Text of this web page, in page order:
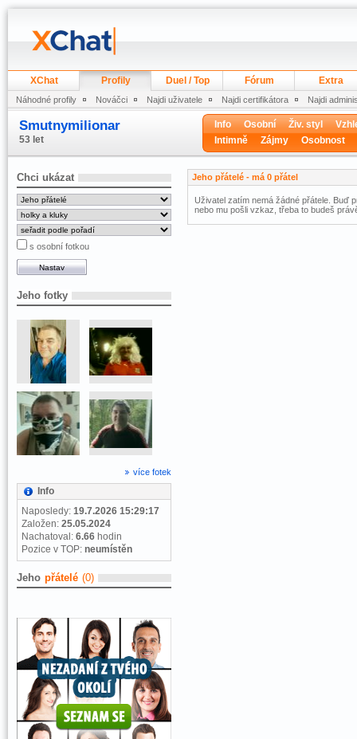
XChat Profily Duel / Top Fórum Extra
Náhodné profily Nováčci Najdi uživatele Najdi certifikátora Najdi
Smutnymilionar
53 let
Info Osobní Živ. styl
Intimně
Zájmy Osobnost
Chci ukázat
s osobní fotkou
Jeho fotky
více fotek
Info
Naposledy: 19.7.2026 15:29:17
Založen: 25.05.2024
Nachatoval: 6.66 hodin
Pozice v TOP: neumístěn
Jeho přátelé (0)
Jeho přátelé - má 0 přátel
Uživatel zatím nemá žádné přátele. Buď
nebo mu pošli vzkaz, třeba to budeš